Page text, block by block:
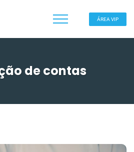
ÁREA VIP
de contas